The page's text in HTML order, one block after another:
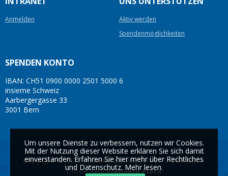
Anmelden
Aktiv werden
Spendenmöglichkeiten
SPENDEN KONTO
IBAN: CH51 0900 0000 2501 5000 6
insieme Schweiz
Aarbergergasse 33
3001 Bern
Copyright © 2026insieme.ch. Alle Rechte vorbehalten.
Umsetzung Première Place
Um unsere Dienste zu verbessern, nutzen wir Cookies.
Mit der Nutzung dieser Website erklären Sie sich damit
einverstanden. Erfahren Sie hier mehr über Rechtliches
und Datenschutz. Mehr lesen.